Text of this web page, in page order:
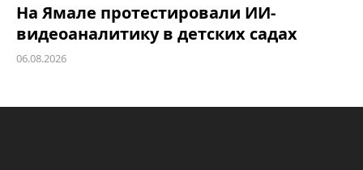
На Ямале протестировали ИИ-
видеоаналитику в детских садах
06.08.2026